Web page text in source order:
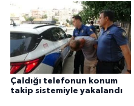
Çaldığı telefonun konum
takip sistemiyle yakalandı